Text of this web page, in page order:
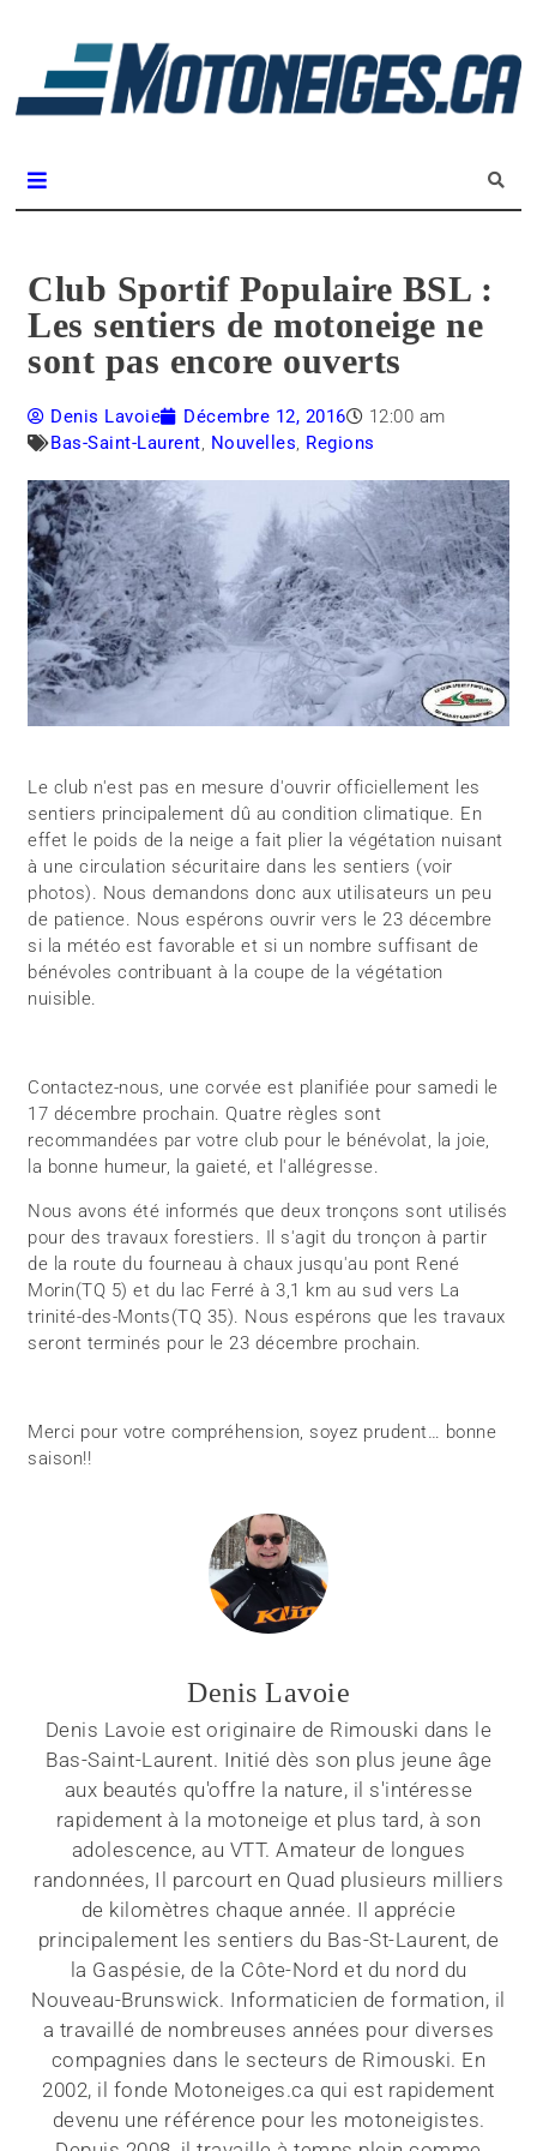
Club Sportif Populaire BSL :
Les sentiers de motoneige ne
sont pas encore ouverts
Denis Lavoie Décembre 12, 2016
12:00 am
Bas-Saint-Laurent, Nouvelles, Regions
Le club n'est pas en mesure d'ouvrir officiellement les
sentiers principalement dû au condition climatique. En
effet le poids de la neige a fait plier la végétation nuisant
à une circulation sécuritaire dans les sentiers (voir
photos). Nous demandons donc aux utilisateurs un peu
de patience. Nous espérons ouvrir vers le 23 décembre
si la météo est favorable et si un nombre suffisant de
bénévoles contribuant à la coupe de la végétation
nuisible.
Contactez-nous, une corvée est planifiée pour samedi le
17 décembre prochain. Quatre règles sont
recommandées par votre club pour le bénévolat, la joie,
la bonne humeur, la gaieté, et l'allégresse.
Nous avons été informés que deux tronçons sont utilisés
pour des travaux forestiers. Il s'agit du tronçon à partir
de la route du fourneau à chaux jusqu'au pont René
Morin(TQ 5) et du lac Ferré à 3,1 km au sud vers La
trinité-des-Monts(TQ 35). Nous espérons que les travaux
seront terminés pour le 23 décembre prochain.
Merci pour votre compréhension, soyez prudent… bonne
saison!!
Denis Lavoie
Denis Lavoie est originaire de Rimouski dans le
Bas-Saint-Laurent. Initié dès son plus jeune âge
aux beautés qu'offre la nature, il s'intéresse
rapidement à la motoneige et plus tard, à son
adolescence, au VTT. Amateur de longues
randonnées, Il parcourt en Quad plusieurs milliers
de kilomètres chaque année. Il apprécie
principalement les sentiers du Bas-St-Laurent, de
la Gaspésie, de la Côte-Nord et du nord du
Nouveau-Brunswick. Informaticien de formation, il
a travaillé de nombreuses années pour diverses
compagnies dans le secteurs de Rimouski. En
2002, il fonde Motoneiges.ca qui est rapidement
devenu une référence pour les motoneigistes.